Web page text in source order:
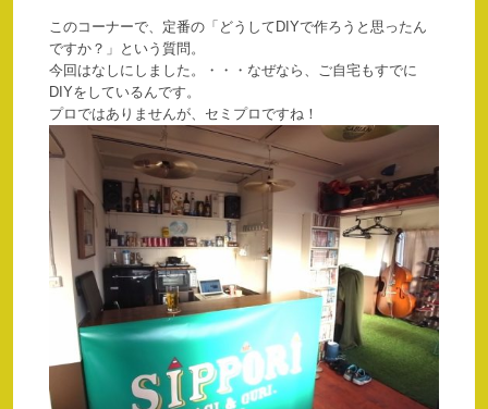
このコーナーで、定番の「どうしてDIYで作ろうと思ったん
ですか？」という質問。
今回はなしにしました。・・・なぜなら、ご自宅もすでに
DIYをしているんです。
プロではありませんが、セミプロですね！